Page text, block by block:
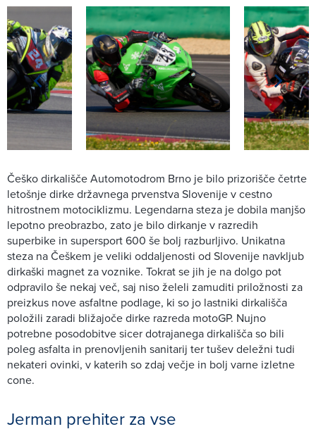
Češko dirkališče Automotodrom Brno je bilo prizorišče četrte
letošnje dirke državnega prvenstva Slovenije v cestno
hitrostnem motociklizmu. Legendarna steza je dobila manjšo
lepotno preobrazbo, zato je bilo dirkanje v razredih
superbike in supersport 600 še bolj razburljivo. Unikatna
steza na Češkem je veliki oddaljenosti od Slovenije navkljub
dirkaški magnet za voznike. Tokrat se jih je na dolgo pot
odpravilo še nekaj več, saj niso želeli zamuditi priložnosti za
preizkus nove asfaltne podlage, ki so jo lastniki dirkališča
položili zaradi bližajoče dirke razreda motoGP. Nujno
potrebne posodobitve sicer dotrajanega dirkališča so bili
poleg asfalta in prenovljenih sanitarij ter tušev deležni tudi
nekateri ovinki, v katerih so zdaj večje in bolj varne izletne
cone.
Jerman prehiter za vse